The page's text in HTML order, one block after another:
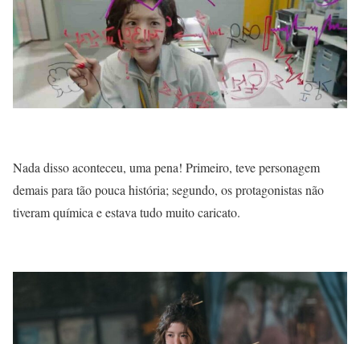
Nada disso aconteceu, uma pena! Primeiro, teve personagem
demais para tão pouca história; segundo, os protagonistas não
tiveram química e estava tudo muito caricato.